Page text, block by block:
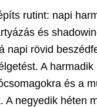
rutint: napi
és
napi rövid
A
és a
A negyedik héten